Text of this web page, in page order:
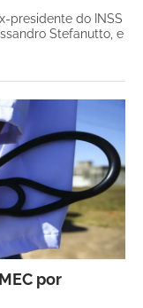
presidente do INSS
Stefanutto, e
por